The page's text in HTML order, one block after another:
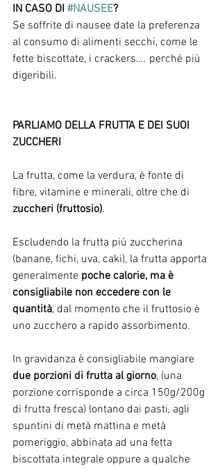
IN CASO DI #NAUSEE?
Se soffrite di nausee date la preferenza
al consumo di alimenti secchi, come le
fette biscottate, i crackers…. perché più
digeribili.
PARLIAMO DELLA FRUTTA E DEI SUOI
ZUCCHERI
La frutta, come la verdura, è fonte di
fibre, vitamine e minerali, oltre che di
zuccheri (fruttosio).
Escludendo la frutta più zuccherina
(banane, fichi, uva, caki), la frutta apporta
generalmente poche calorie, ma è
consigliabile non eccedere con le
quantità, dal momento che il fruttosio è
uno zucchero a rapido assorbimento.
In gravidanza è consigliabile mangiare
due porzioni di frutta al giorno, (una
porzione corrisponde a circa 150g/200g
di frutta fresca) lontano dai pasti, agli
spuntini di metà mattina e metà
pomeriggio, abbinata ad una fetta
biscottata integrale oppure a qualche